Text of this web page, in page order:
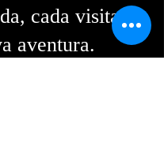
cada visita es
aventura.